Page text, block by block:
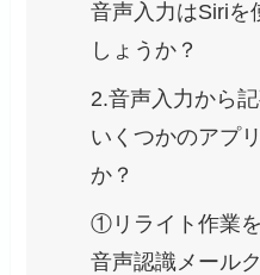
音声入力はSiriを
しょうか？
2.音声入力から
いくつかのアプ
か？
①リライト作業
音声認識メール